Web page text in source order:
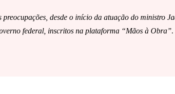
preocupações, desde o início da atuação do ministro
federal, inscritos na plataforma “Mãos à